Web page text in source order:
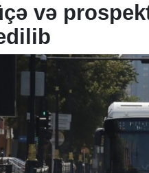
və